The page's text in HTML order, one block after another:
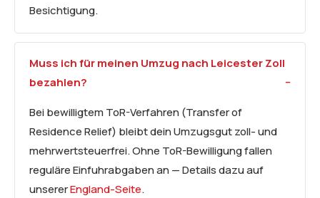
Besichtigung.
Muss ich für meinen Umzug nach Leicester Zoll
bezahlen?
Bei bewilligtem ToR-Verfahren (Transfer of
Residence Relief) bleibt dein Umzugsgut zoll- und
mehrwertsteuerfrei. Ohne ToR-Bewilligung fallen
reguläre Einfuhrabgaben an — Details dazu auf
unsererEngland-Seite.